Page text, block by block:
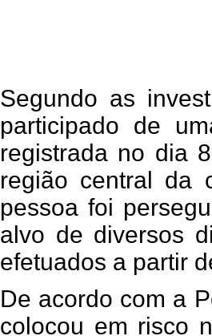
Segundo as
participado de
registrada no dia
região central da
pessoa foi
alvo de diversos
efetuados a partir
De acordo com a
colocou em risco